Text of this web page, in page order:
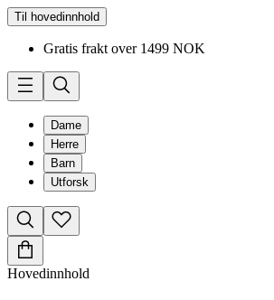
Til hovedinnhold
Gratis frakt over 1499 NOK
Dame
Herre
Barn
Utforsk
Hovedinnhold